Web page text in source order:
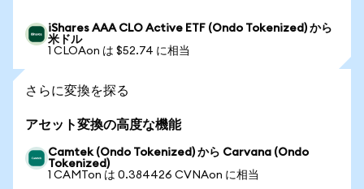
iShares AAA CLO Active ETF (Ondo Tokenized) から
米ドル
1 CLOAon は $52.74 に相当
さらに変換を探る
アセット変換の高度な機能
Camtek (Ondo Tokenized) から Carvana (Ondo
Tokenized)
1 CAMTon は 0.384426 CVNAon に相当